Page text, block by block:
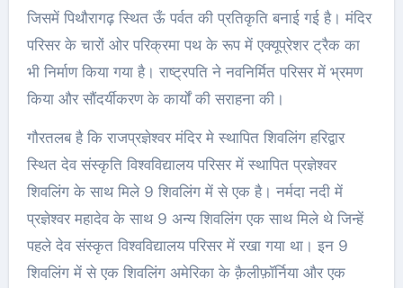
जिसमें पिथौरागढ़ स्थित ऊँ पर्वत की प्रतिकृति बनाई गई है। मंदिर
परिसर के चारों ओर परिक्रमा पथ के रूप में एक्यूप्रेशर ट्रैक का
भी निर्माण किया गया है। राष्ट्रपति ने नवनिर्मित परिसर में भ्रमण
किया और सौंदर्यीकरण के कार्यों की सराहना की।
गौरतलब है कि राजप्रज्ञेश्वर मंदिर मे स्थापित शिवलिंग हरिद्वार
स्थित देव संस्कृति विश्वविद्यालय परिसर में स्थापित प्रज्ञेश्वर
शिवलिंग के साथ मिले 9 शिवलिंग में से एक है। नर्मदा नदी में
प्रज्ञेश्वर महादेव के साथ 9 अन्य शिवलिंग एक साथ मिले थे जिन्हें
पहले देव संस्कृत विश्वविद्यालय परिसर में रखा गया था। इन 9
शिवलिंग में से एक शिवलिंग अमेरिका के क़ैलीफ़ॉर्निया और एक